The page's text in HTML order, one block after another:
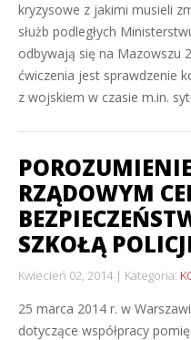
kryzysowe z jakimi musieli
służb podległych
odbywają się na Mazowszu
ćwiczenia jest sprawdzenie
z wojskiem w czasie m.in.
RZĄDOWYM
SZKOŁĄ
Kwiecień 02, 2014 Kategoria:
25 marca 2014 r. w
dotyczące współpracy